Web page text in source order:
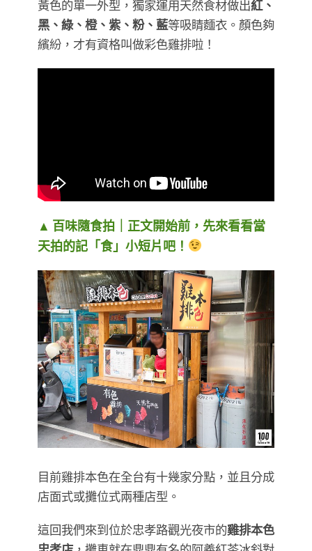
黃色的單一外型，獨家運用天然食材做出紅、
黑、綠、橙、紫、粉、藍等吸睛麵衣。顏色夠
繽紛，才有資格叫做彩色雞排啦！
▲ 百味隨食拍｜正文開始前，先來看看當
天拍的記「食」小短片吧！
目前雞排本色在全台有十幾家分點，並且分成
店面式或攤位式兩種店型。
這回我們來到位於忠孝路觀光夜市的雞排本色